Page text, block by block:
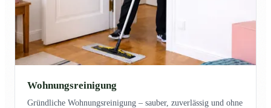
Wohnungsreinigung
Gründliche Wohnungsreinigung – sauber, zuverlässig und ohne